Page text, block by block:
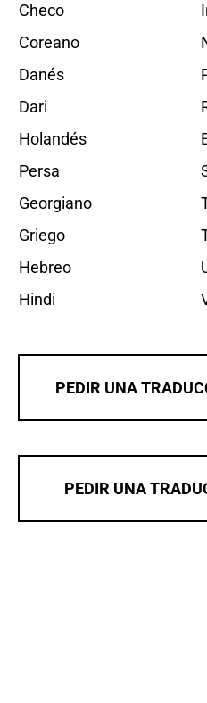
Checo
Coreano
Danés
Dari
Holandés
Persa
Georgiano
Griego
Hebreo
Hindi
PEDIR UNA
PEDIR UNA